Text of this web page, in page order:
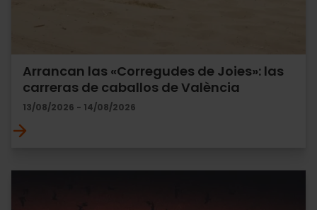
Arrancan las «Corregudes de Joies»: las
carreras de caballos de València
13/08/2026 - 14/08/2026